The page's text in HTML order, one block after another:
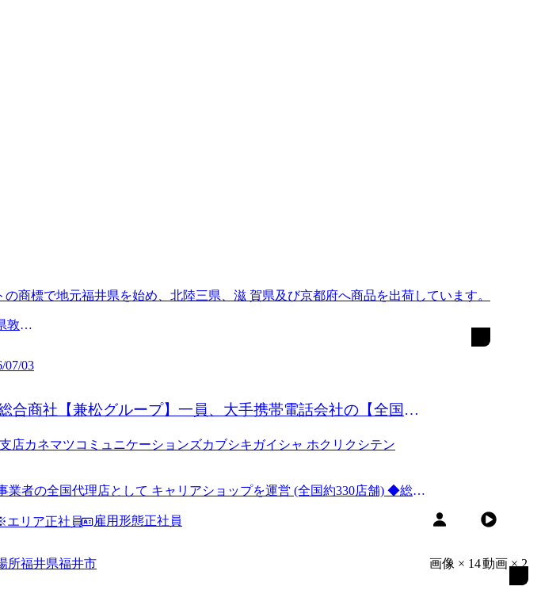
商標で地元福井県を始め、北陸三県、滋 賀県及び京都府へ商品を出荷しています。
敦賀
07/03
合商社【兼松グループ】一員、大手携帯電話会社の【全国一
店カネマツコミュニケーションズカブシキガイシャ ホクリクシテン
者の全国代理店として キャリアショップを運営 (全国約330店舗) ◆総合
エリア正社員 雇用形態正社員
所福井県福井市 画像 × 14動画×2